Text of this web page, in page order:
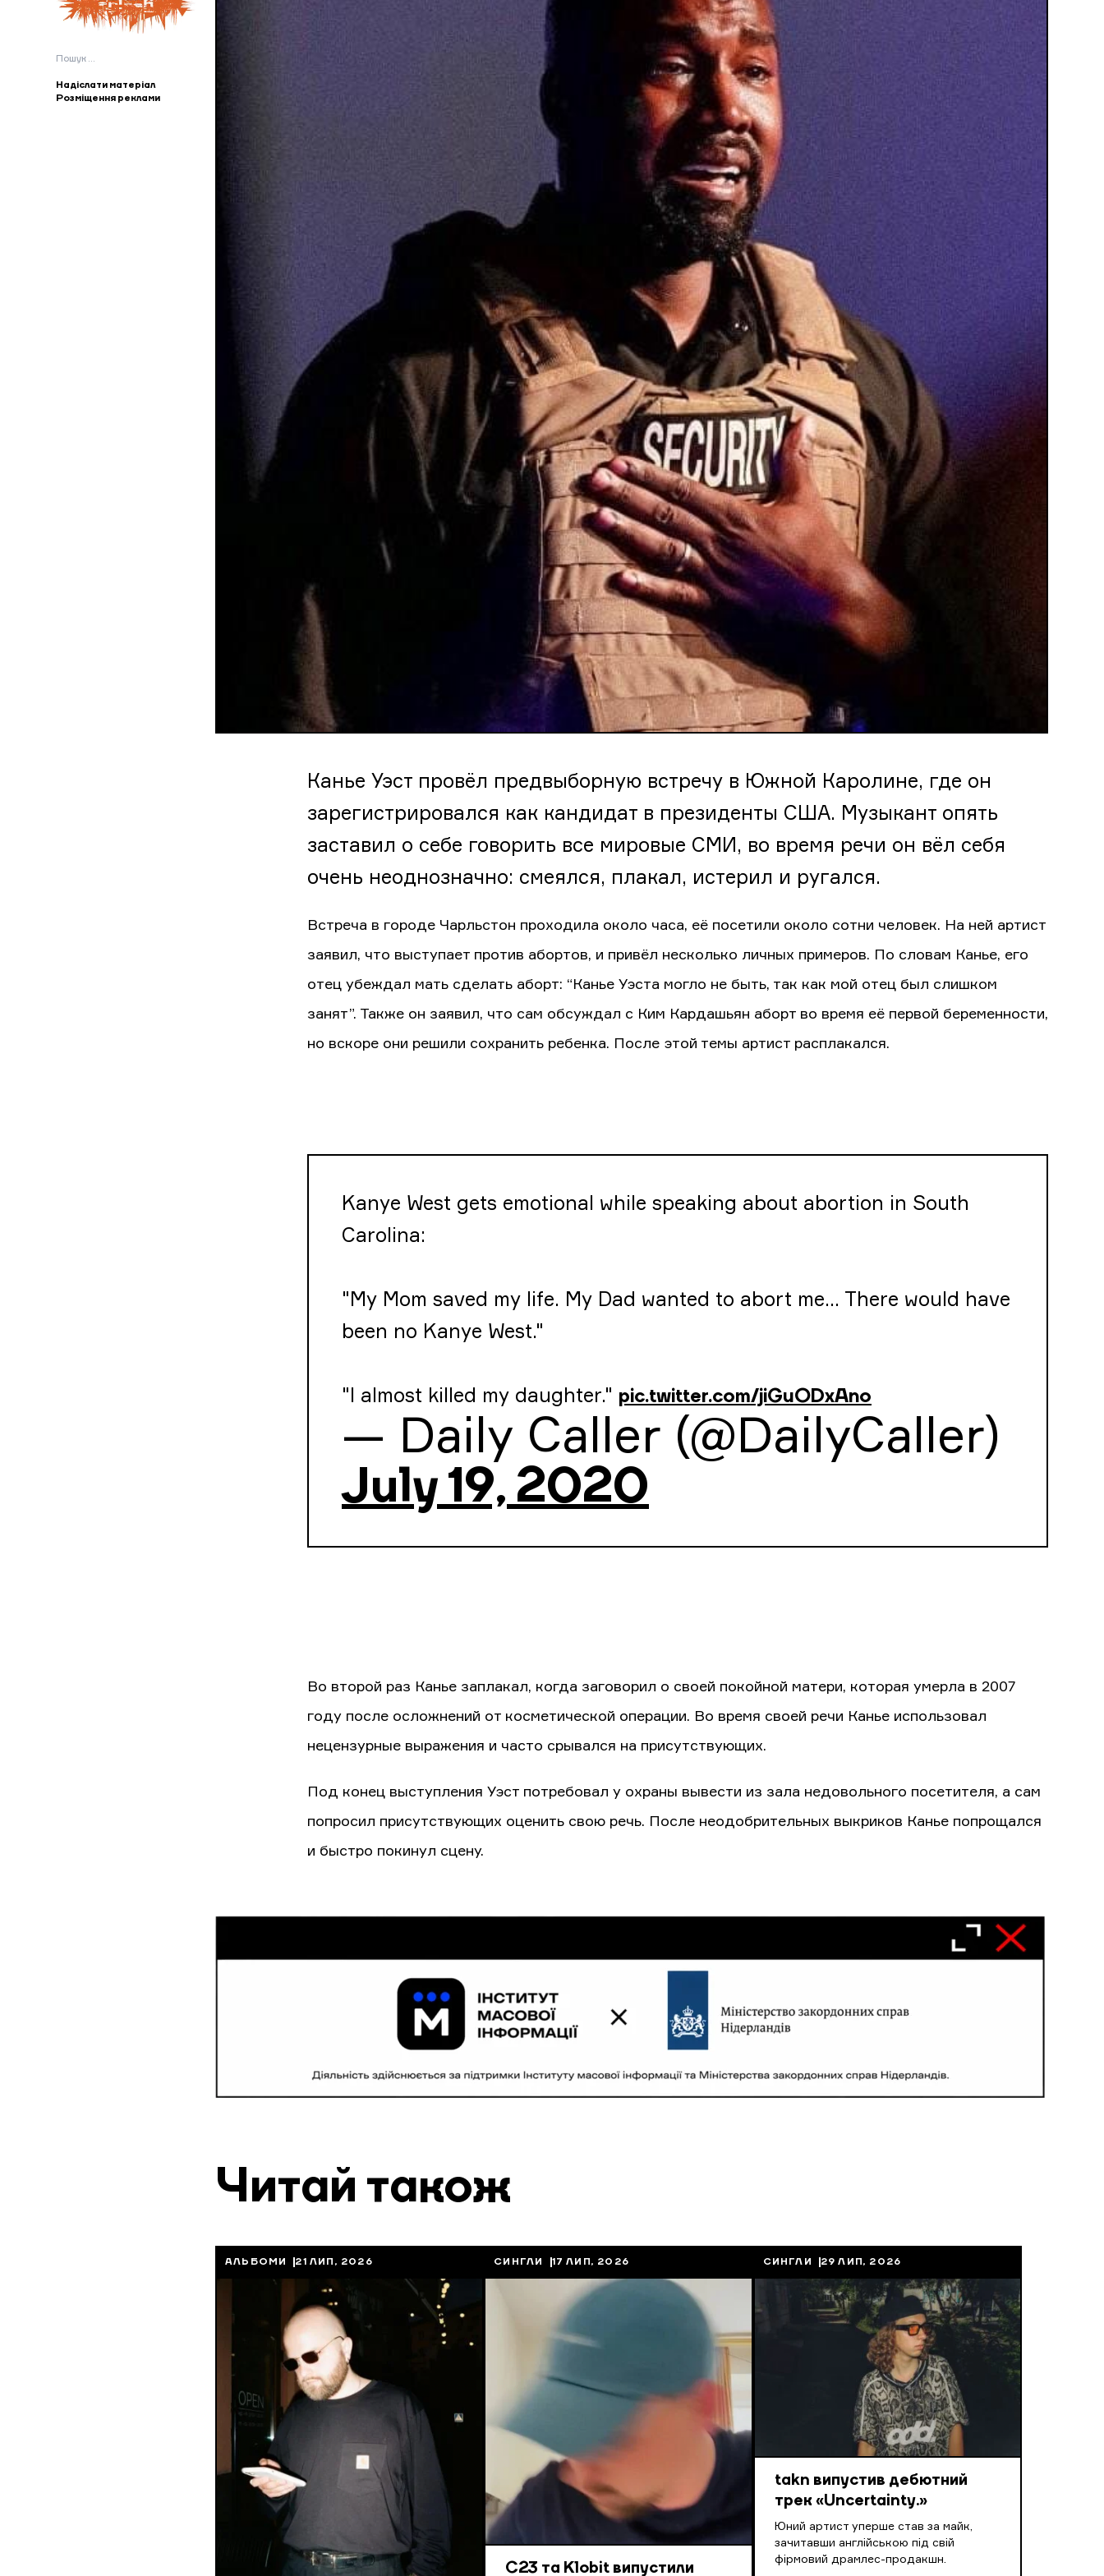
Пошук:
Надіслати матеріал
Розміщення реклами
Канье Уэст провёл предвыборную встречу в Южной Каролине, где он
зарегистрировался как кандидат в президенты США. Музыкант опять
заставил о себе говорить все мировые СМИ, во время речи он вёл себя
очень неоднозначно: смеялся, плакал, истерил и ругался.
Встреча в городе Чарльстон проходила около часа, её посетили около сотни человек. На ней артист
заявил, что выступает против абортов, и привёл несколько личных примеров. По словам Канье, его
отец убеждал мать сделать аборт: “Канье Уэста могло не быть, так как мой отец был слишком
занят”. Также он заявил, что сам обсуждал с Ким Кардашьян аборт во время её первой беременности,
но вскоре они решили сохранить ребенка. После этой темы артист расплакался.
Kanye West gets emotional while speaking about abortion in South
Carolina:
"My Mom saved my life. My Dad wanted to abort me… There would have
been no Kanye West."
"I almost killed my daughter." pic.twitter.com/jiGuODxAno
— Daily Caller (@DailyCaller)
July 19, 2020
Во второй раз Канье заплакал, когда заговорил о своей покойной матери, которая умерла в 2007
году после осложнений от косметической операции. Во время своей речи Канье использовал
нецензурные выражения и часто срывался на присутствующих.
Под конец выступления Уэст потребовал у охраны вывести из зала недовольного посетителя, а сам
попросил присутствующих оценить свою речь. После неодобрительных выкриков Канье попрощался
и быстро покинул сцену.
Читай також
АЛЬБОМИ 21 ЛИП, 2026 СИНГЛИ 17 ЛИП, 2026
С23 та Klobit випустили
СИНГЛИ 29 ЛИП, 2026
takn випустив дебютний
трек «Uncertainty.»
Юний артист уперше став за майк,
зачитавши англійською під свій
фірмовий драмлес-продакшн.